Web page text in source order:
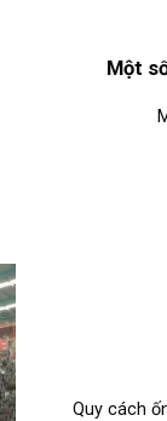
Một
Quy cách